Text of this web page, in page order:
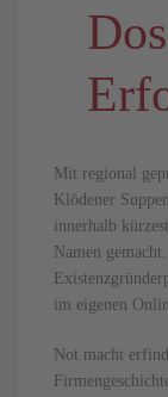
Mit regional
Klödener
innerhalb
Namen
im eigenen
Not macht